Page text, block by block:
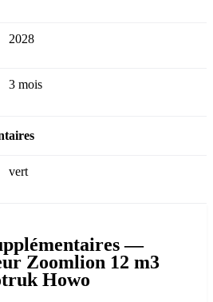
2028
3 mois
vert
—
Zoomlion 12 m3
Howo